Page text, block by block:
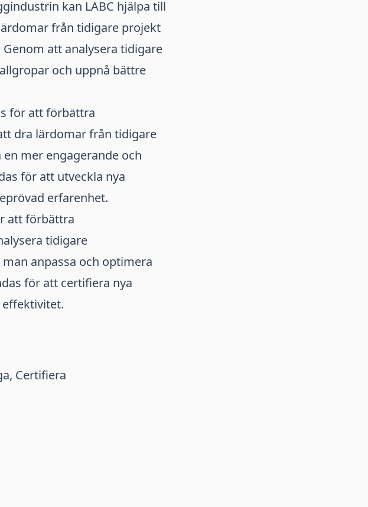
kan LABC hjälpa till
från tidigare projekt
att analysera tidigare
och uppnå bättre
för att förbättra
dra lärdomar från tidigare
mer engagerande och
för att utveckla nya
erfarenhet.
att förbättra
tidigare
anpassa och optimera
för att certifiera nya
Certifiera